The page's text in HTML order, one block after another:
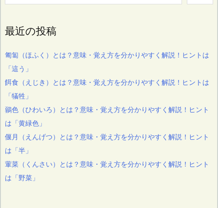
最近の投稿
匍匐（ほふく）とは？意味・覚え方を分かりやすく解説！ヒントは
「這う」
餌食（えじき）とは？意味・覚え方を分かりやすく解説！ヒントは
「犠牲」
鶸色（ひわいろ）とは？意味・覚え方を分かりやすく解説！ヒント
は「黄緑色」
偃月（えんげつ）とは？意味・覚え方を分かりやすく解説！ヒント
は「半」
葷菜（くんさい）とは？意味・覚え方を分かりやすく解説！ヒント
は「野菜」